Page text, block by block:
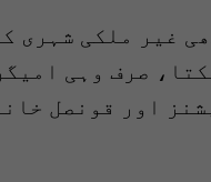
غیر ملکی شہری
صرف وہی
اور قونصل